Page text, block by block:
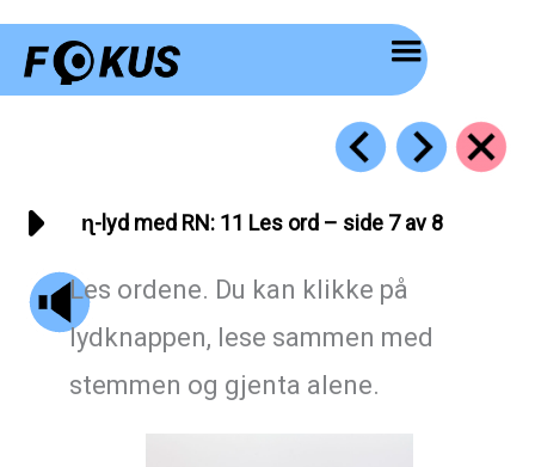
ɳ-lyd med RN: 11 Les ord – side 7 av 8
Les ordene. Du kan klikke på
lydknappen, lese sammen med
stemmen og gjenta alene.